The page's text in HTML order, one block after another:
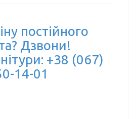
постійного
Дзвони!
+38 (067)
14-01